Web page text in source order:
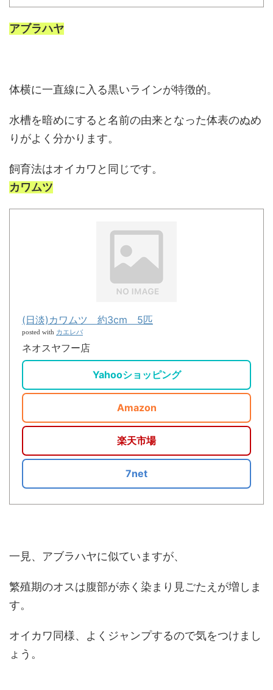
アブラハヤ
体横に一直線に入る黒いラインが特徴的。
水槽を暗めにすると名前の由来となった体表のぬめ
りがよく分かります。
飼育法はオイカワと同じです。
カワムツ
(日淡)カワムツ 約3cm 5匹
posted with カエレバ
ネオスヤフー店
Yahooショッピング
Amazon
楽天市場
7net
一見、アブラハヤに似ていますが、
繁殖期のオスは腹部が赤く染まり見ごたえが増しま
す。
オイカワ同様、よくジャンプするので気をつけまし
ょう。